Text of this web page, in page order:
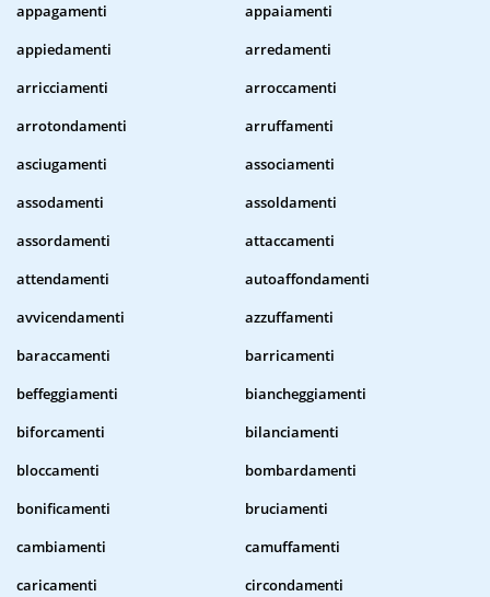
appagamenti
appaiamenti
appiedamenti
arredamenti
arricciamenti
arroccamenti
arrotondamenti
arruffamenti
asciugamenti
associamenti
assodamenti
assoldamenti
assordamenti
attaccamenti
attendamenti
autoaffondamenti
avvicendamenti
azzuffamenti
baraccamenti
barricamenti
beffeggiamenti
biancheggiamenti
biforcamenti
bilanciamenti
bloccamenti
bombardamenti
bonificamenti
bruciamenti
cambiamenti
camuffamenti
caricamenti
circondamenti